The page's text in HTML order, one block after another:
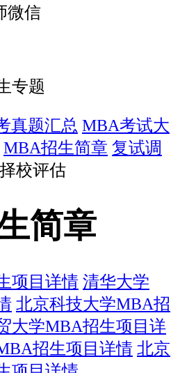
微信
专题
真题汇总 MBA考试大
MBA招生简章 复试调
校评估
简章
项目详情 清华大学
北京科技大学MBA招
大学MBA招生项目详
招生项目详情 北京